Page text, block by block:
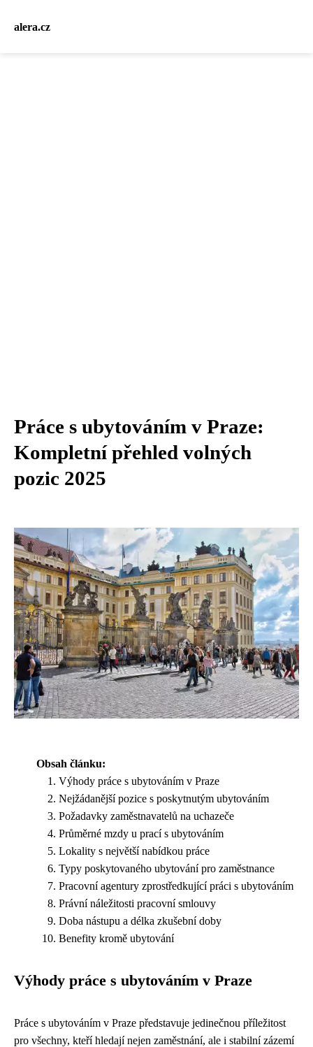
alera.cz
Práce s ubytováním v Praze:
Kompletní přehled volných
pozic 2025
Obsah článku:
Výhody práce s ubytováním v Praze
Nejžádanější pozice s poskytnutým ubytováním
Požadavky zaměstnavatelů na uchazeče
Průměrné mzdy u prací s ubytováním
Lokality s největší nabídkou práce
Typy poskytovaného ubytování pro zaměstnance
Pracovní agentury zprostředkující práci s ubytováním
Právní náležitosti pracovní smlouvy
Doba nástupu a délka zkušební doby
Benefity kromě ubytování
Výhody práce s ubytováním v Praze
Práce s ubytováním v Praze představuje jedinečnou příležitost
pro všechny, kteří hledají nejen zaměstnání, ale i stabilní zázemí